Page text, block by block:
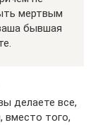
мертвым
бывшая
делаете все,
вместо того,